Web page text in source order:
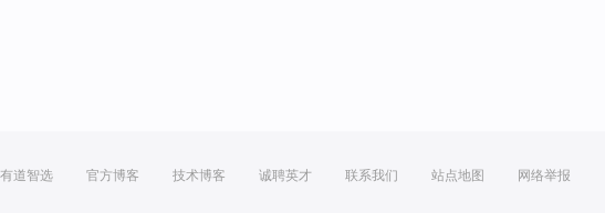
有道智选 官方博客 技术博客 诚聘英才 联系我们 站点地图 网络举报